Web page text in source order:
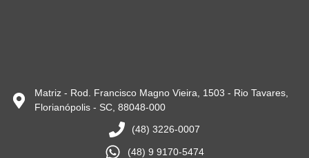
Matriz - Rod. Francisco Magno Vieira, 1503 - Rio Tavares,
Florianópolis - SC, 88048-000
(48) 3226-0007
(48) 9 9170-5474